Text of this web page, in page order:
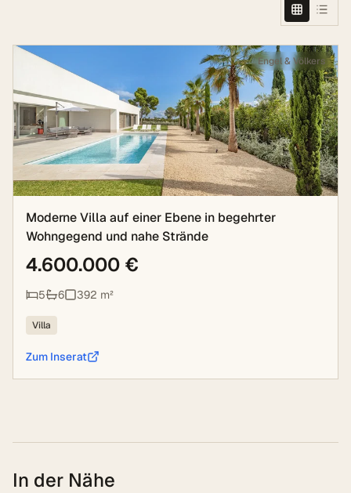
Engel & Völkers
Moderne Villa auf einer Ebene in begehrter
Wohngegend und nahe Strände
4.600.000 €
5 6 392 m²
Villa
Zum Inserat
In der Nähe